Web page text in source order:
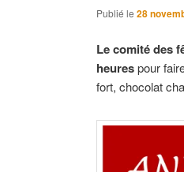
Publié le 28
Le comité des
heurespour
fort, chocolat